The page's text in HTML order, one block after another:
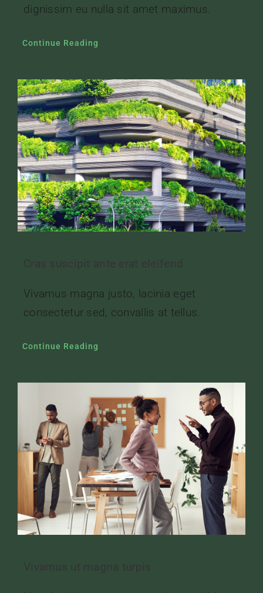
dignissim eu nulla sit amet maximus.
Continue Reading
Vivamus magna justo, lacinia eget
consectetur sed, convallis at tellus.
Continue Reading